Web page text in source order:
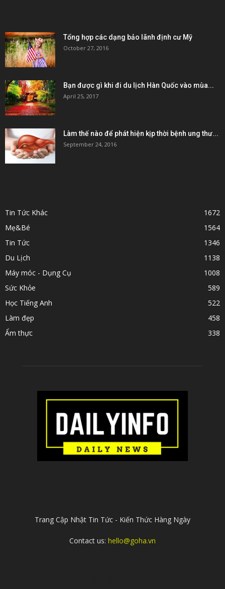
Tổng hợp các dạng bảo lãnh định cư Mỹ
October 27, 2016
Bạn được gì khi đi du lịch Hàn Quốc vào mùa...
April 25, 2017
Làm thế nào để phát hiện kịp thời bệnh ung thư...
September 24, 2016
Tin Tức Khác
1672
Mẹ&Bé
1564
Tin Tức
1346
Du Lịch
1138
Máy móc - Dụng Cụ
1008
Sức Khỏe
589
Học Tiếng Anh
522
Làm đẹp
458
Ẩm thực
338
Trang Cập Nhật Tin Tức - Kiến Thức Hàng Ngày
Contact us: hello@goha.vn